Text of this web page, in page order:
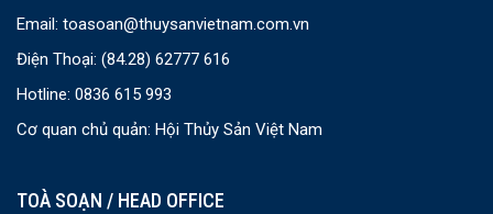
Email: toasoan@thuysanvietnam.com.vn
Điện Thoại: (84.28) 62777 616
Hotline: 0836 615 993
Cơ quan chủ quản: Hội Thủy Sản Việt Nam
TOÀ SOẠN / HEAD OFFICE